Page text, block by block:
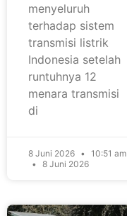
menyeluruh
terhadap sistem
transmisi listrik
Indonesia setelah
runtuhnya 12
menara transmisi
di
8 Juni 2026
10:51 am
8 Juni 2026